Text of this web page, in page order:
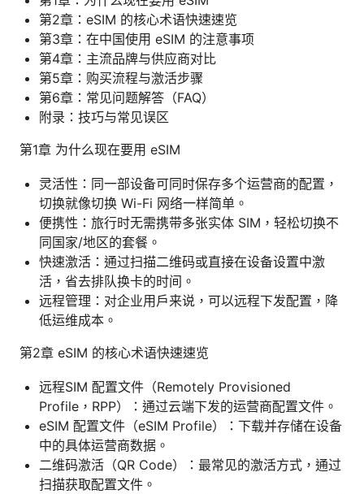
第2章：eSIM 的核心术语快速速览
第3章：在中国使用 eSIM 的注意事项
第4章：主流品牌与供应商对比
第5章：购买流程与激活步骤
第6章：常见问题解答（FAQ）
附录：技巧与常见误区
第1章 为什么现在要用 eSIM
灵活性：同一部设备可同时保存多个运营商的配置，
切换就像切换 Wi-Fi 网络一样简单。
便携性：旅行时无需携带多张实体 SIM，轻松切换不
同国家/地区的套餐。
快速激活：通过扫描二维码或直接在设备设置中激
活，省去排队换卡的时间。
远程管理：对企业用户来说，可以远程下发配置，降
低运维成本。
第2章 eSIM 的核心术语快速速览
远程SIM 配置文件（Remotely Provisioned
Profile，RPP）：通过云端下发的运营商配置文件。
eSIM 配置文件（eSIM Profile）：下载并存储在设备
中的具体运营商数据。
二维码激活（QR Code）：最常见的激活方式，通过
扫描获取配置文件。